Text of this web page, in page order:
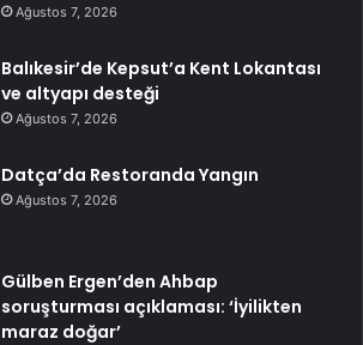
Ağustos 7, 2026
Balıkesir’de Kepsut’a Kent Lokantası
ve altyapı desteği
Ağustos 7, 2026
Datça’da Restoranda Yangın
Ağustos 7, 2026
Gülben Ergen’den Ahbap
soruşturması açıklaması: ‘İyilikten
maraz doğar’